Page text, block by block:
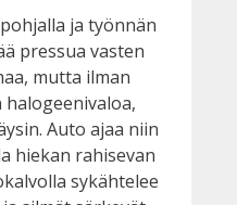
ja työnnän
pressua vasten
mutta ilman
halogeenivaloa,
Auto ajaa niin
hiekan rahisevan
sykähtelee